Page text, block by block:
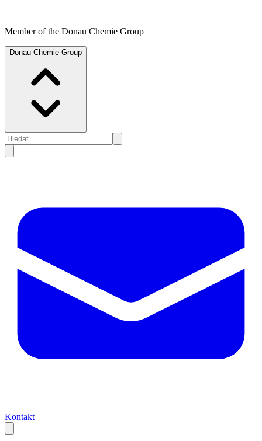
Member of the Donau Chemie Group
Donau Chemie Group
Kontakt